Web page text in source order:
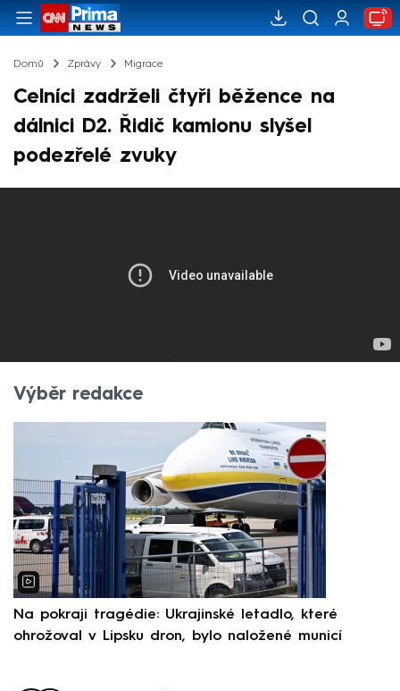
Domů Zprávy Migrace
Celníci zadrželi čtyři běžence na
dálnici D2. Řidič kamionu slyšel
podezřelé zvuky
Výběr redakce
Na pokraji tragédie: Ukrajinské letadlo, které
ohrožoval v Lipsku dron, bylo naložené municí